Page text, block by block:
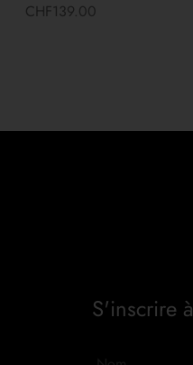
CHF139.00
S'inscrire